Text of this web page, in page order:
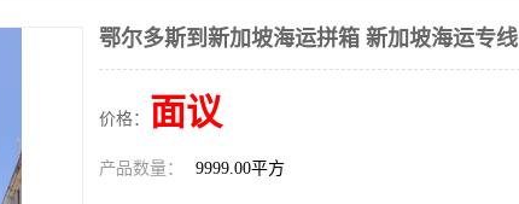
鄂尔多斯到新加坡海运拼箱 新加坡海运专线
价格： 面议
产品数量： 9999.00平方